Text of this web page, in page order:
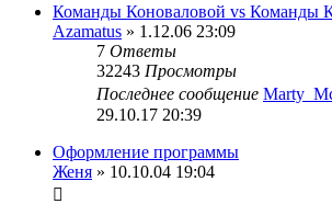
Команды Коноваловой vs Команды
Azamatus » 1.12.06 23:09
7 Ответы
32243 Просмотры
Последнее сообщение
29.10.17 20:39
Оформление программы
Женя » 10.10.04 19:04